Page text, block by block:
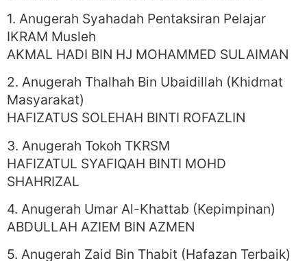
1. Anugerah Syahadah Pentaksiran Pelajar
IKRAM Musleh
AKMAL HADI BIN HJ MOHAMMED SULAIMAN
2. Anugerah Thalhah Bin Ubaidillah (Khidmat
Masyarakat)
HAFIZATUS SOLEHAH BINTI ROFAZLIN
3. Anugerah Tokoh TKRSM
HAFIZATUL SYAFIQAH BINTI MOHD
SHAHRIZAL
4. Anugerah Umar Al-Khattab (Kepimpinan)
ABDULLAH AZIEM BIN AZMEN
5. Anugerah Zaid Bin Thabit (Hafazan Terbaik)